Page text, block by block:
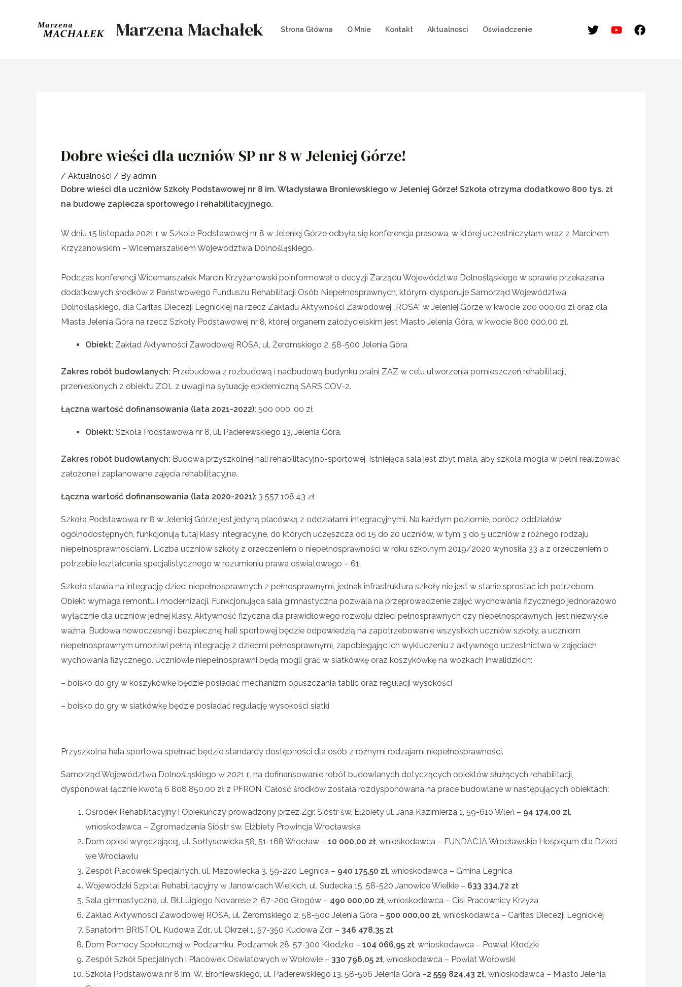
Marzena Machałek Strona Główna O Mnie Kontakt Aktualności Oświadczenie
Dobre wieści dla uczniów SP nr 8 w Jeleniej Górze!
/ Aktualności / By admin
Dobre wieści dla uczniów Szkoły Podstawowej nr 8 im. Władysława Broniewskiego w Jeleniej Górze! Szkoła otrzyma dodatkowo 800 tys. zł
na budowę zaplecza sportowego i rehabilitacyjnego.
W dniu 15 listopada 2021 r. w Szkole Podstawowej nr 8 w Jeleniej Górze odbyła się konferencja prasowa, w której uczestniczyłam wraz z Marcinem
Krzyżanowskim – Wicemarszałkiem Województwa Dolnośląskiego.
Podczas konferencji Wicemarszałek Marcin Krzyżanowski poinformował o decyzji Zarządu Województwa Dolnośląskiego w sprawie przekazania
dodatkowych środków z Państwowego Funduszu Rehabilitacji Osób Niepełnosprawnych, którymi dysponuje Samorząd Województwa
Dolnośląskiego, dla Caritas Diecezji Legnickiej na rzecz Zakładu Aktywności Zawodowej „ROSA” w Jeleniej Górze w kwocie 200 000,00 zł oraz dla
Miasta Jelenia Góra na rzecz Szkoły Podstawowej nr 8, której organem założycielskim jest Miasto Jelenia Góra, w kwocie 800 000,00 zł.
Obiekt: Zakład Aktywności Zawodowej ROSA, ul. Żeromskiego 2, 58-500 Jelenia Góra
Zakres robót budowlanych: Przebudowa z rozbudową i nadbudową budynku pralni ZAZ w celu utworzenia pomieszczeń rehabilitacji,
przeniesionych z obiektu ZOL z uwagi na sytuację epidemiczną SARS COV-2.
Łączna wartość dofinansowania (lata 2021-2022): 500 000, 00 zł
Obiekt: Szkoła Podstawowa nr 8, ul. Paderewskiego 13, Jelenia Góra.
Zakres robót budowlanych: Budowa przyszkolnej hali rehabilitacyjno-sportowej. Istniejąca sala jest zbyt mała, aby szkoła mogła w pełni realizować
założone i zaplanowane zajęcia rehabilitacyjne.
Łączna wartość dofinansowania (lata 2020-2021): 3 557 108,43 zł
Szkoła Podstawowa nr 8 w Jeleniej Górze jest jedyną placówką z oddziałami integracyjnymi. Na każdym poziomie, oprócz oddziałów
ogólnodostępnych, funkcjonują tutaj klasy integracyjne, do których uczęszcza od 15 do 20 uczniów, w tym 3 do 5 uczniów z różnego rodzaju
niepełnosprawnościami. Liczba uczniów szkoły z orzeczeniem o niepełnosprawności w roku szkolnym 2019/2020 wynosiła 33 a z orzeczeniem o
potrzebie kształcenia specjalistycznego w rozumieniu prawa oświatowego – 61.
Szkoła stawia na integrację dzieci niepełnosprawnych z pełnosprawnymi, jednak infrastruktura szkoły nie jest w stanie sprostać ich potrzebom.
Obiekt wymaga remontu i modernizacji. Funkcjonująca sala gimnastyczna pozwala na przeprowadzenie zajęć wychowania fizycznego jednorazowo
wyłącznie dla uczniów jednej klasy. Aktywność fizyczna dla prawidłowego rozwoju dzieci pełnosprawnych czy niepełnosprawnych, jest niezwykle
ważna. Budowa nowoczesnej i bezpiecznej hali sportowej będzie odpowiedzią na zapotrzebowanie wszystkich uczniów szkoły, a uczniom
niepełnosprawnym umożliwi pełną integrację z dziećmi pełnosprawnymi, zapobiegając ich wykluczeniu z aktywnego uczestnictwa w zajęciach
wychowania fizycznego. Uczniowie niepełnosprawni będą mogli grać w siatkówkę oraz koszykówkę na wózkach inwalidzkich:
– boisko do gry w koszykówkę będzie posiadać mechanizm opuszczania tablic oraz regulacji wysokości
– boisko do gry w siatkówkę będzie posiadać regulację wysokości siatki
Przyszkolna hala sportowa spełniać będzie standardy dostępności dla osób z różnymi rodzajami niepełnosprawności.
Samorząd Województwa Dolnośląskiego w 2021 r., na dofinansowanie robót budowlanych dotyczących obiektów służących rehabilitacji,
dysponował łącznie kwotą 6 808 850,00 zł z PFRON. Całość środków została rozdysponowana na prace budowlane w następujących obiektach:
Ośrodek Rehabilitacyjny i Opiekuńczy prowadzony przez Zgr. Sióstr św. Elżbiety ul. Jana Kazimierza 1, 59-610 Wleń – 94 174,00 zł,
wnioskodawca – Zgromadzenia Sióstr św. Elżbiety Prowincja Wrocławska
Dom opieki wyręczającej, ul. Sołtysowicka 58, 51-168 Wrocław – 10 000,00 zł, wnioskodawca – FUNDACJA Wrocławskie Hospicjum dla Dzieci
we Wrocławiu
Zespół Placówek Specjalnych, ul. Mazowiecka 3, 59-220 Legnica – 940 175,50 zł, wnioskodawca – Gmina Legnica
Wojewódzki Szpital Rehabilitacyjny w Janowicach Wielkich, ul. Sudecka 15, 58-520 Janowice Wielkie – 633 334,72 zł
Sala gimnastyczna, ul. Bł.Luigiego Novarese 2, 67-200 Głogów – 490 000,00 zł, wnioskodawca – Cisi Pracownicy Krzyża
Zakład Aktywnosci Zawodowej ROSA, ul. Żeromskiego 2, 58-500 Jelenia Góra – 500 000,00 zł, wnioskodawca – Caritas Diecezji Legnickiej
Sanatorim BRISTOL Kudowa Zdr., ul. Okrzei 1, 57-350 Kudowa Zdr. – 346 478,35 zł
Dom Pomocy Społecznej w Podzamku, Podzamek 28, 57-300 Kłodzko – 104 066,95 zł, wnioskodawca – Powiat Kłodzki
Zespół Szkół Specjalnych i Placówek Oświatowych w Wołowie – 330 796,05 zł, wnioskodawca – Powiat Wołowski
Szkoła Podstawowa nr 8 im. W. Broniewskiego, ul. Paderewskiego 13, 58-506 Jelenia Góra –2 559 824,43 zł, wnioskodawca – Miasto Jelenia